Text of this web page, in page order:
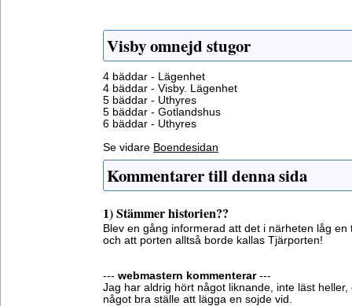
Visby omnejd stugor
4 bäddar - Lägenhet
4 bäddar - Visby. Lägenhet
5 bäddar - Uthyres
5 bäddar - Gotlandshus
6 bäddar - Uthyres
Se vidare Boendesidan
Kommentarer till denna sida
1) Stämmer historien??
Blev en gång informerad att det i närheten låg
och att porten alltså borde kallas Tjärporten!
--- webmastern kommenterar---
Jag har aldrig hört något liknande, inte läst
något bra ställe att lägga en sojde vid.